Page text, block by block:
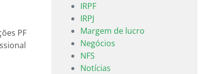
PF
IRPF
IRPJ
Margem de lucro
Negócios
NFS
Notícias